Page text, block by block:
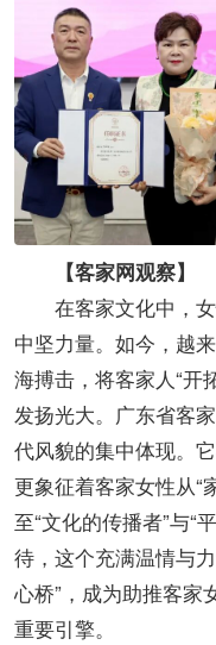
【客家网观察】
在客家文化中，女
中坚力量。如今，越
海搏击，将客家人“开
发扬光大。广东省客
代风貌的集中体现。
更象征着客家女性从“
至“文化的传播者”与“
待，这个充满温情与
心桥”，成为助推客家
重要引擎。